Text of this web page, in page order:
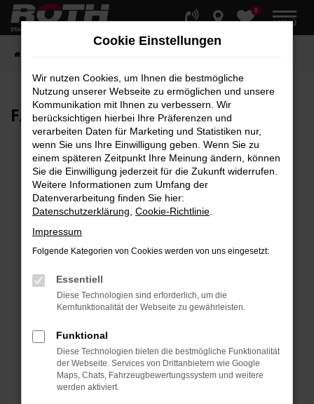
Zum
Hauptinhalt
0
MENÜ
FAHRZEUG-SHOWROOM
Fehler: Network Error
Beim Laden ist ein Fehler aufgetreten.
Hier sind ein paar Tipps, die dir helfen können:
Überprüfe deine Firewall und deine
Laden andere Webseiten, zum Beispiel deine
Suchmaschine?
Prüfe deine Browsererweiterungen.
Manche Erweiterungen, wie Werbeblocker,
können das Laden bestimmter Seiten
verhindern. Funktioniert die Seite in einem
anderen Browser oder in einem privaten
Fenster?
Cookie Einstellungen
Wir nutzen Cookies, um Ihnen die bestmögliche
Nutzung unserer Webseite zu ermöglichen und unsere
Kommunikation mit Ihnen zu verbessern. Wir
berücksichtigen hierbei Ihre Präferenzen und
verarbeiten Daten für Marketing und Statistiken nur,
wenn Sie uns Ihre Einwilligung geben. Wenn Sie zu
einem späteren Zeitpunkt Ihre Meinung ändern, können
Sie die Einwilligung jederzeit für die Zukunft widerrufen.
Weitere Informationen zum Umfang der
Datenverarbeitung finden Sie hier:
Datenschutzerklärung Cookie-Richtlinie
Impressum
Folgende Kategorien von Cookies werden von uns eingesetzt:
Essentiell
Diese Technologien sind erforderlich, um die
Kernfunktionalität der Webseite zu gewährleisten.
Funktional
Diese Technologien bieten die bestmögliche Funktionalität
der Webseite. Services von Drittanbietern wie Google
Maps, Chats, Fahrzeugbewertungssystem und weitere
werden aktiviert.